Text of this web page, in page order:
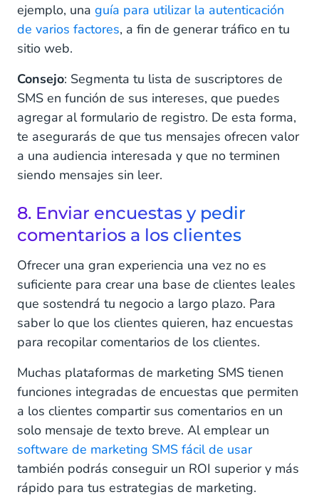
ejemplo, una guía para utilizar la autenticación
de varios factores, a fin de generar tráfico en tu
sitio web.
Consejo: Segmenta tu lista de suscriptores de
SMS en función de sus intereses, que puedes
agregar al formulario de registro. De esta forma,
te asegurarás de que tus mensajes ofrecen valor
a una audiencia interesada y que no terminen
siendo mensajes sin leer.
8. Enviar encuestas y pedir
comentarios a los clientes
Ofrecer una gran experiencia una vez no es
suficiente para crear una base de clientes leales
que sostendrá tu negocio a largo plazo. Para
saber lo que los clientes quieren, haz encuestas
para recopilar comentarios de los clientes.
Muchas plataformas de marketing SMS tienen
funciones integradas de encuestas que permiten
a los clientes compartir sus comentarios en un
solo mensaje de texto breve. Al emplear un
software de marketing SMS fácil de usar
también podrás conseguir un ROI superior y más
rápido para tus estrategias de marketing.